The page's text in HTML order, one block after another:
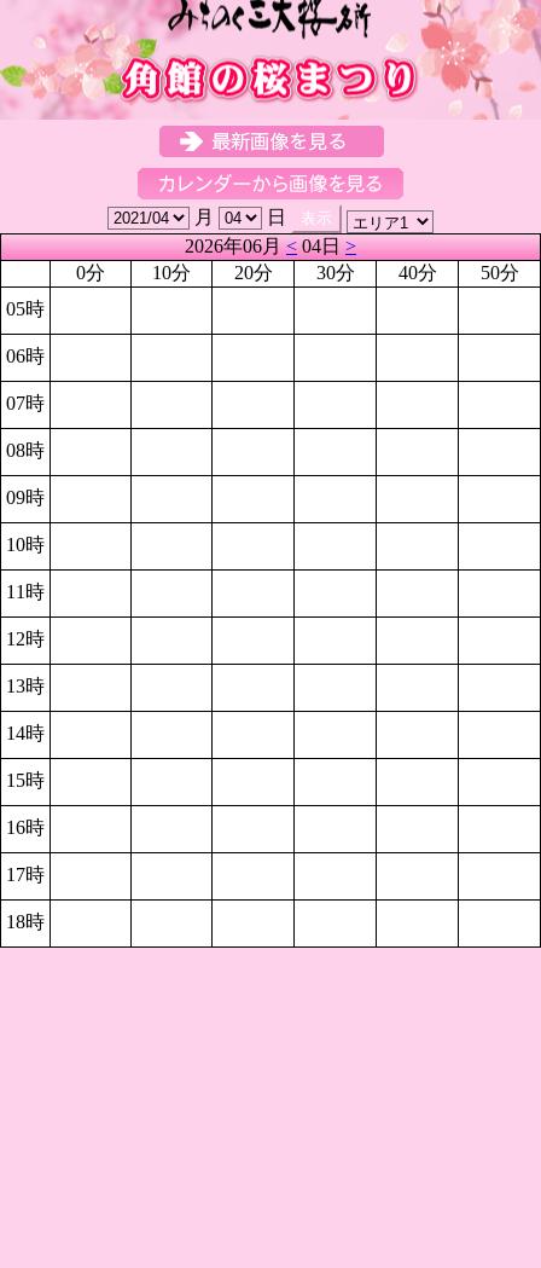
月
日
2026年06月<04日>
0分
10分 20分 30分 40分
50分
05時
06時
07時
08時
09時
10時
11時
12時
13時
14時
15時
16時
17時
18時